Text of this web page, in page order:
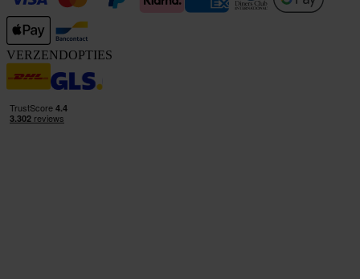
VERZENDOPTIES